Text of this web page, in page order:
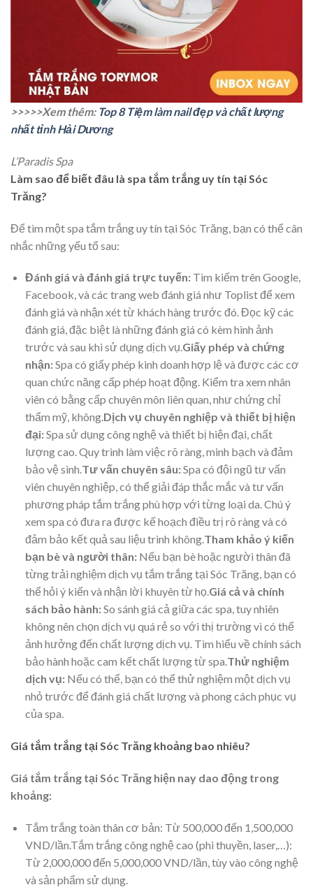
>>>>>Xem thêm: Top 8 Tiệm làm nail đẹp và chất lượng
nhất tỉnh Hải Dương
L’Paradis Spa
Làm sao để biết đâu là spa tắm trắng uy tín tại Sóc
Trăng?
Để tìm một spa tắm trắng uy tín tại Sóc Trăng, bạn có thể cân
nhắc những yếu tố sau:
Đánh giá và đánh giá trực tuyến: Tìm kiếm trên Google,
Facebook, và các trang web đánh giá như Toplist để xem
đánh giá và nhận xét từ khách hàng trước đó. Đọc kỹ các
đánh giá, đặc biệt là những đánh giá có kèm hình ảnh
trước và sau khi sử dụng dịch vụ.Giấy phép và chứng
nhận:Spa có giấy phép kinh doanh hợp lệ và được các cơ
quan chức năng cấp phép hoạt động. Kiểm tra xem nhân
viên có bằng cấp chuyên môn liên quan, như chứng chỉ
thẩm mỹ, không.Dịch vụ chuyên nghiệp và thiết bị hiện
đại:Spa sử dụng công nghệ và thiết bị hiện đại, chất
lượng cao. Quy trình làm việc rõ ràng, minh bạch và đảm
bảo vệ sinh.Tư vấn chuyên sâu:Spa có đội ngũ tư vấn
viên chuyên nghiệp, có thể giải đáp thắc mắc và tư vấn
phương pháp tắm trắng phù hợp với từng loại da. Chú ý
xem spa có đưa ra được kế hoạch điều trị rõ ràng và có
đảm bảo kết quả sau liệu trình không.Tham khảo ý kiến
bạn bè và người thân: Nếu bạn bè hoặc người thân đã
từng trải nghiệm dịch vụ tắm trắng tại Sóc Trăng, bạn có
thể hỏi ý kiến và nhận lời khuyên từ họ.Giá cả và chính
sách bảo hành:So sánh giá cả giữa các spa, tuy nhiên
không nên chọn dịch vụ quá rẻ so với thị trường vì có thể
ảnh hưởng đến chất lượng dịch vụ. Tìm hiểu về chính sách
bảo hành hoặc cam kết chất lượng từ spa.Thử nghiệm
dịch vụ: Nếu có thể, bạn có thể thử nghiệm một dịch vụ
nhỏ trước để đánh giá chất lượng và phong cách phục vụ
của spa.
Giá tắm trắng tại Sóc Trăng khoảng bao nhiêu?
Giá tắm trắng tại Sóc Trăng hiện nay dao động trong
khoảng:
Tắm trắng toàn thân cơ bản: Từ 500,000 đến 1,500,000
VND/lần.Tắm trắng công nghệ cao (phi thuyền, laser,…):
Từ 2,000,000 đến 5,000,000 VND/lần, tùy vào công nghệ
và sản phẩm sử dụng.